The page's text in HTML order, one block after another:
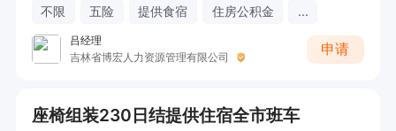
不限 五险 提供食宿 住房公积金 ...
吕经理
吉林省博宏人力资源管理有限公司
申请
座椅组装230日结提供住宿全市班车